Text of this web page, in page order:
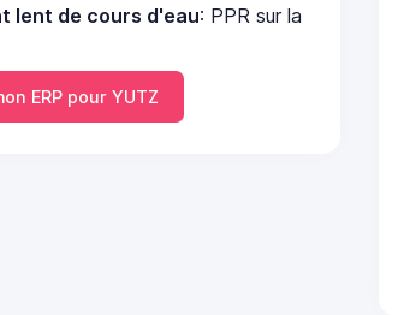
lent de cours d'eau: PPR sur la
ERP pour YUTZ